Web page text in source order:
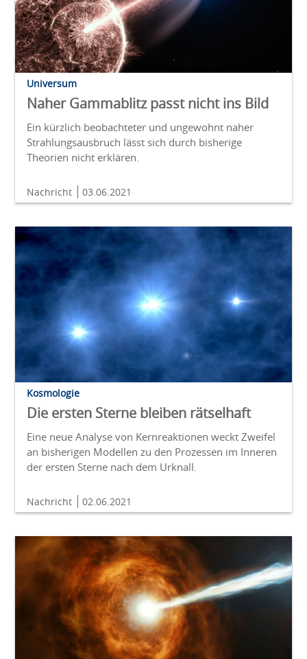
Universum
Naher Gammablitz passt nicht ins Bild
Ein kürzlich beobachteter und ungewohnt naher
Strahlungsausbruch lässt sich durch bisherige
Theorien nicht erklären.
Nachricht 03.06.2021
Kosmologie
Die ersten Sterne bleiben rätselhaft
Eine neue Analyse von Kernreaktionen weckt Zweifel
an bisherigen Modellen zu den Prozessen im Inneren
der ersten Sterne nach dem Urknall.
Nachricht 02.06.2021